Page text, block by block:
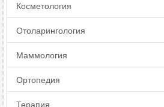
Косметология
Отоларингология
Маммология
Ортопедия
Терапия